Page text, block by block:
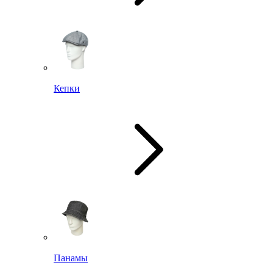
Кепки
Панамы